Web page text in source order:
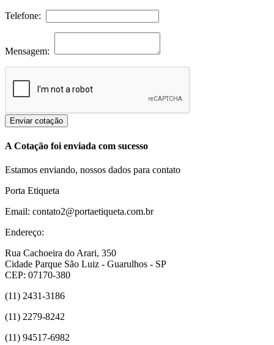
Telefone:
Mensagem:
Enviar cotação
A Cotação foi enviada com sucesso
Estamos enviando, nossos dados para contato
Porta Etiqueta
Email: contato2@portaetiqueta.com.br
Endereço:
Rua Cachoeira do Arari, 350
Cidade Parque São Luiz - Guarulhos - SP
CEP: 07170-380
(11) 2431-3186
(11) 2279-8242
(11) 94517-6982